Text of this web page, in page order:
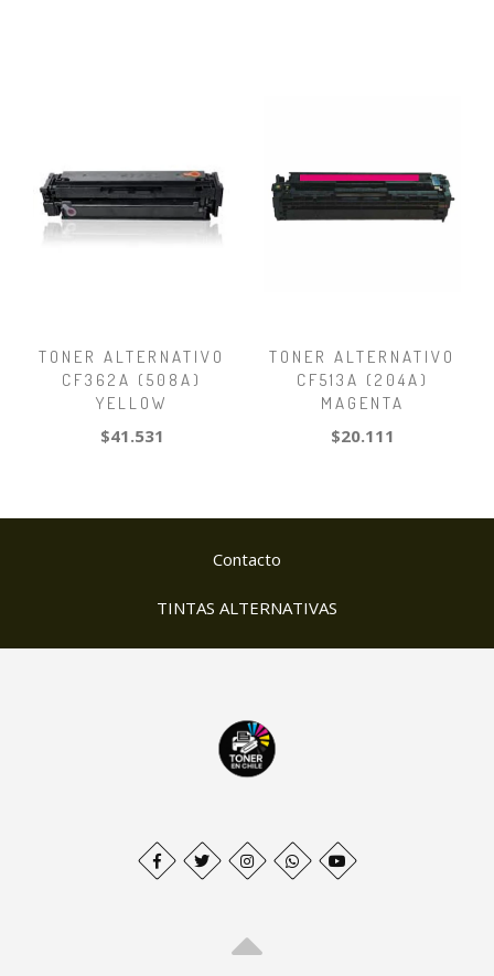
TONER ALTERNATIVO
CF362A (508A)
YELLOW
$41.531
TONER ALTERNATIVO
CF513A (204A)
MAGENTA
$20.111
Contacto
TINTAS ALTERNATIVAS